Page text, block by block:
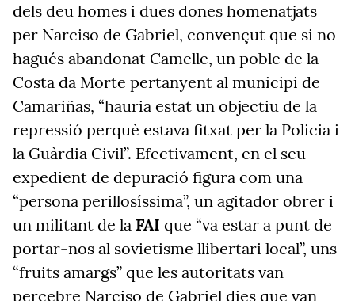
dels deu homes i dues dones homenatjats
per Narciso de Gabriel, convençut que si no
hagués abandonat Camelle, un poble de la
Costa da Morte pertanyent al municipi de
Camariñas, “hauria estat un objectiu de la
repressió perquè estava fitxat per la Policia i
la Guàrdia Civil”. Efectivament, en el seu
expedient de depuració figura com una
“persona perillosíssima”, un agitador obrer i
un militant de la FAI que “va estar a punt de
portar-nos al sovietisme llibertari local”, uns
“fruits amargs” que les autoritats van
percebre Narciso de Gabriel dies que van